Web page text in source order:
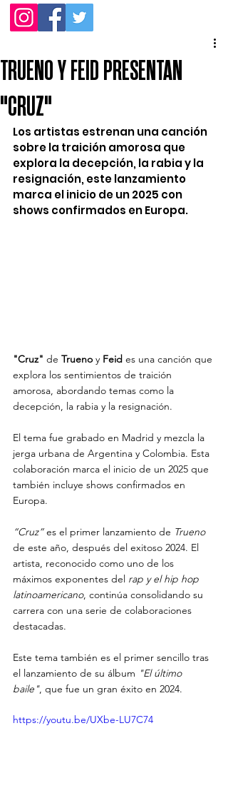
TRUENO Y FEID PRESENTAN
"CRUZ"
Los artistas estrenan una canción
sobre la traición amorosa que
explora la decepción, la rabia y la
resignación, este lanzamiento
marca el inicio de un 2025 con
shows confirmados en Europa.
"Cruz" de Trueno y Feid es una canción que
explora los sentimientos de traición
amorosa, abordando temas como la
decepción, la rabia y la resignación.
El tema fue grabado en Madrid y mezcla la
jerga urbana de Argentina y Colombia. Esta
colaboración marca el inicio de un 2025 que
también incluye shows confirmados en
Europa.
“Cruz” es el primer lanzamiento de Trueno
de este año, después del exitoso 2024. El
artista, reconocido como uno de los
máximos exponentes del rap y el hip hop
latinoamericano, continúa consolidando su
carrera con una serie de colaboraciones
destacadas.
Este tema también es el primer sencillo tras
el lanzamiento de su álbum "El último
baile", que fue un gran éxito en 2024.
https://youtu.be/UXbe-LU7C74